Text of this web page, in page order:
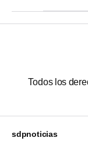
Todos los
sdpnoticias